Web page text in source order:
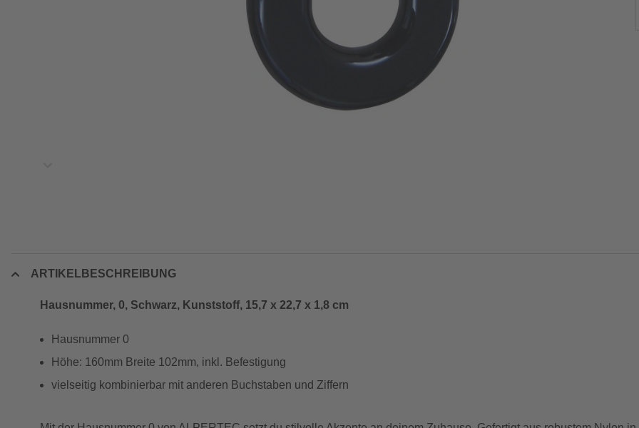
ARTIKELBESCHREIBUNG
Hausnummer, 0, Schwarz, Kunststoff, 15,7 x 22,7 x 1,8 cm
Hausnummer 0
Höhe: 160mm Breite 102mm, inkl. Befestigung
vielseitig kombinierbar mit anderen Buchstaben und Ziffern